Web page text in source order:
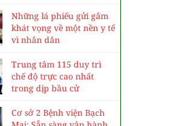
thư
Những lá phiếu gửi gắm
khát vọng về một nền y tế
vì nhân dân
Trung tâm 115 duy trì
chế độ trực cao nhất
trong dịp bầu cử
Cơ sở 2 Bệnh viện Bạch